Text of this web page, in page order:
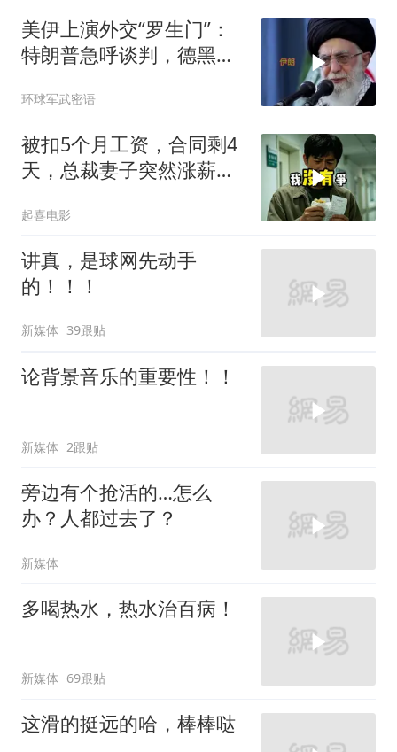
美伊上演外交“罗生门”：
特朗普急呼谈判，德黑兰
环球军武密语
被扣5个月工资，合同剩4
天，总裁妻子突然涨薪续
起喜电影
讲真，是球网先动手
的！！！
新媒体 39跟贴
论背景音乐的重要性！！
新媒体 2跟贴
旁边有个抢活的…怎么
办？人都过去了？
新媒体
多喝热水，热水治百病！
新媒体 69跟贴
这滑的挺远的哈，棒棒哒